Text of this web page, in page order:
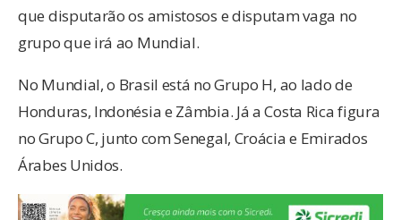
que disputarão os amistosos e disputam vaga no
grupo que irá ao Mundial.
No Mundial, o Brasil está no Grupo H, ao lado de
Honduras, Indonésia e Zâmbia. Já a Costa Rica figura
no Grupo C, junto com Senegal, Croácia e Emirados
Árabes Unidos.